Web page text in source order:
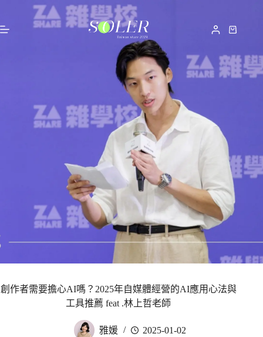
創作者需要擔心AI嗎？2025年自媒體經營的AI應用心法與
工具推薦 feat .林上哲老師
雅媛 2025-01-02